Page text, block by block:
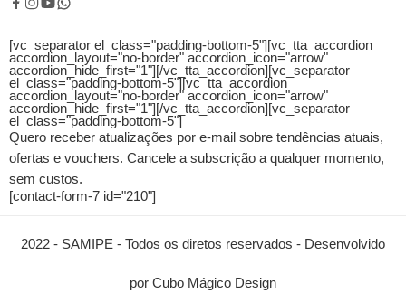
[vc_separator el_class="padding-bottom-5"][vc_tta_accordion
accordion_layout="no-border" accordion_icon="arrow"
accordion_hide_first="1"] [/vc_tta_accordion][vc_separator
el_class="padding-bottom-5"][vc_tta_accordion
accordion_layout="no-border" accordion_icon="arrow"
accordion_hide_first="1"] [/vc_tta_accordion][vc_separator
el_class="padding-bottom-5"]
Quero receber atualizações por e-mail sobre tendências atuais,
ofertas e vouchers. Cancele a subscrição a qualquer momento,
sem custos.
[contact-form-7 id="210"]
2022 - SAMIPE - Todos os diretos reservados - Desenvolvido
por Cubo Mágico Design